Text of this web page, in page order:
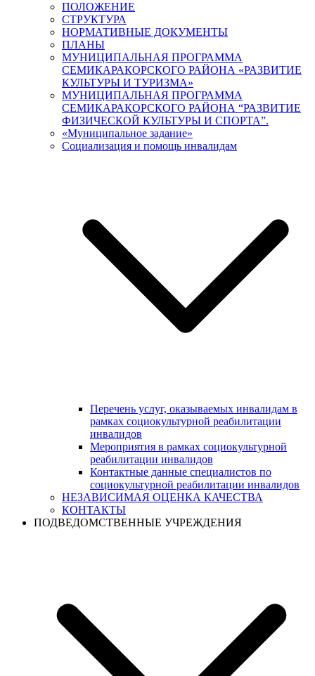
ПОЛОЖЕНИЕ
СТРУКТУРА
НОРМАТИВНЫЕ ДОКУМЕНТЫ
ПЛАНЫ
МУНИЦИПАЛЬНАЯ ПРОГРАММА
СЕМИКАРАКОРСКОГО РАЙОНА «РАЗВИТИЕ
КУЛЬТУРЫ И ТУРИЗМА»
МУНИЦИПАЛЬНАЯ ПРОГРАММА
СЕМИКАРАКОРСКОГО РАЙОНА “РАЗВИТИЕ
ФИЗИЧЕСКОЙ КУЛЬТУРЫ И СПОРТА”.
«Муниципальное задание»
Социализация и помощь инвалидам
Перечень услуг, оказываемых инвалидам в
рамках социокультурной реабилитации
инвалидов
Мероприятия в рамках социокультурной
реабилитации инвалидов
Контактные данные специалистов по
социокультурной реабилитации инвалидов
НЕЗАВИСИМАЯ ОЦЕНКА КАЧЕСТВА
КОНТАКТЫ
ПОДВЕДОМСТВЕННЫЕ УЧРЕЖДЕНИЯ